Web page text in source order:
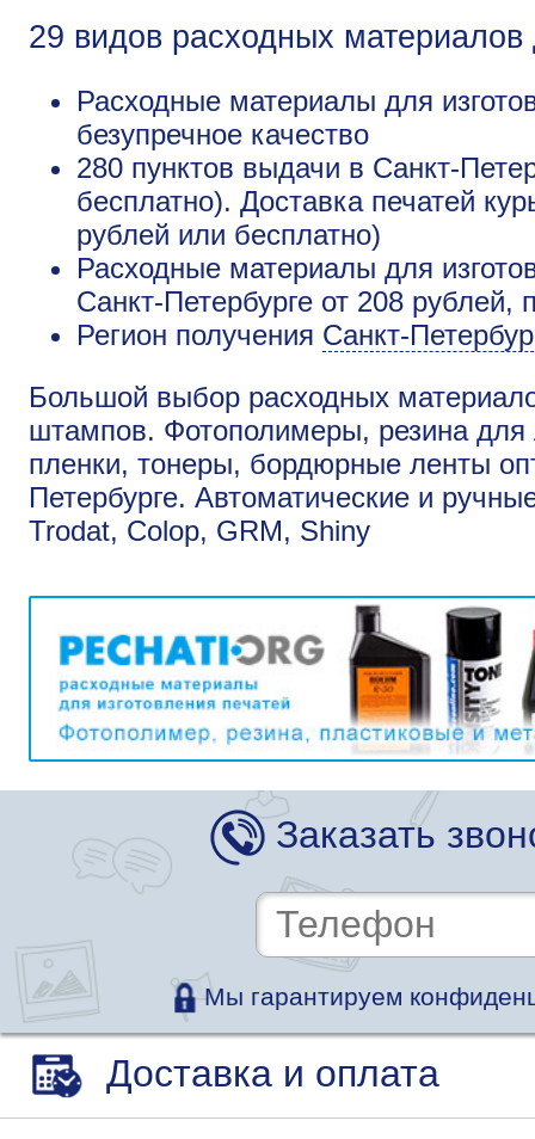
29 видов расходных
Расходные материалы для
безупречное качество
280 пунктов выдачи в Санкт-
бесплатно). Доставка печатей
рублей или бесплатно)
Расходные материалы для
Санкт-Петербурге от 208 рублей,
Регион получения Санкт-
Большой выбор расходных
штампов. Фотополимеры, резина для
пленки, тонеры, бордюрные ленты
Петербурге. Автоматические и
Trodat, Colop, GRM, Shiny
Заказать
Мы гарантируем
Доставка и оплата